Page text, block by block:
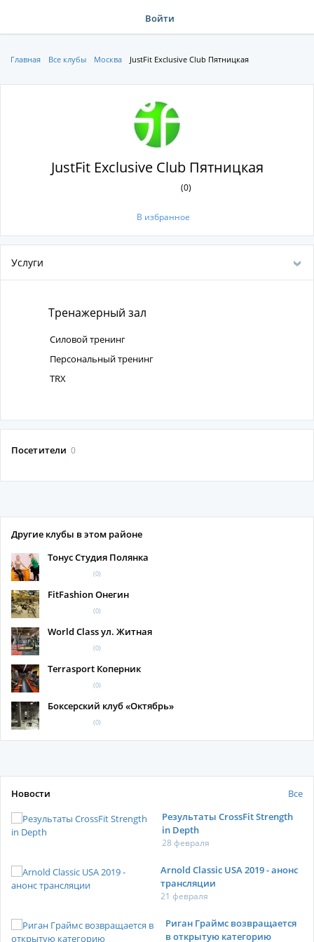
Войти
Главная Все клубы Москва JustFit Exclusive Club Пятницкая
JustFit Exclusive Club Пятницкая
(0)
В избранное
Услуги
Тренажерный зал
Силовой тренинг
Персональный тренинг
TRX
Посетители 0
Другие клубы в этом районе
Тонус Студия Полянка
(0)
FitFashion Онегин
(0)
World Class ул. Житная
(0)
Terrasport Коперник
(0)
Боксерский клуб «Октябрь»
(0)
Новости
Все
Результаты CrossFit Strength
in Depth
28 февраля
Arnold Classic USA 2019 - анонс
трансляции
21 февраля
Риган Граймс возвращается
в открытую категорию